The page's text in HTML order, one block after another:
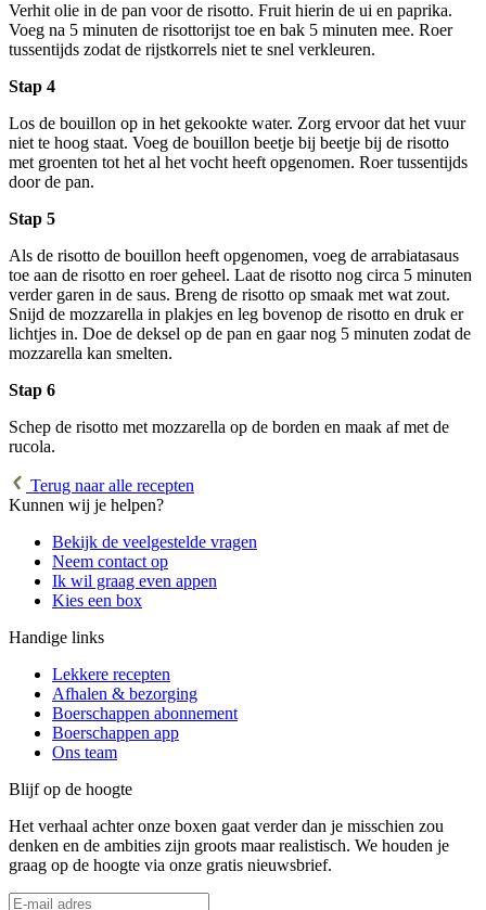
Verhit olie in de pan voor de risotto. Fruit hierin de ui en paprika.
Voeg na 5 minuten de risottorijst toe en bak 5 minuten mee. Roer
tussentijds zodat de rijstkorrels niet te snel verkleuren.
Stap 4
Los de bouillon op in het gekookte water. Zorg ervoor dat het vuur
niet te hoog staat. Voeg de bouillon beetje bij beetje bij de risotto
met groenten tot het al het vocht heeft opgenomen. Roer tussentijds
door de pan.
Stap 5
Als de risotto de bouillon heeft opgenomen, voeg de arrabiatasaus
toe aan de risotto en roer geheel. Laat de risotto nog circa 5 minuten
verder garen in de saus. Breng de risotto op smaak met wat zout.
Snijd de mozzarella in plakjes en leg bovenop de risotto en druk er
lichtjes in. Doe de deksel op de pan en gaar nog 5 minuten zodat de
mozzarella kan smelten.
Stap 6
Schep de risotto met mozzarella op de borden en maak af met de
rucola.
Terug naar alle recepten
Kunnen wij je helpen?
Bekijk de veelgestelde vragen
Neem contact op
Ik wil graag even appen
Kies een box
Handige links
Lekkere recepten
Afhalen & bezorging
Boerschappen abonnement
Boerschappen app
Ons team
Blijf op de hoogte
Het verhaal achter onze boxen gaat verder dan je misschien zou
denken en de ambities zijn groots maar realistisch. We houden je
graag op de hoogte via onze gratis nieuwsbrief.